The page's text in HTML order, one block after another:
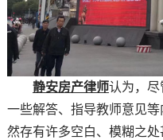
静安房产律师认为，尽
一些解答、指导教师意见
然存有许多空白、模糊之